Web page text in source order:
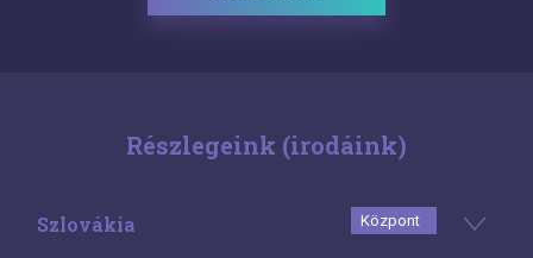
Részlegeink (irodáink)
Szlovákia Központ